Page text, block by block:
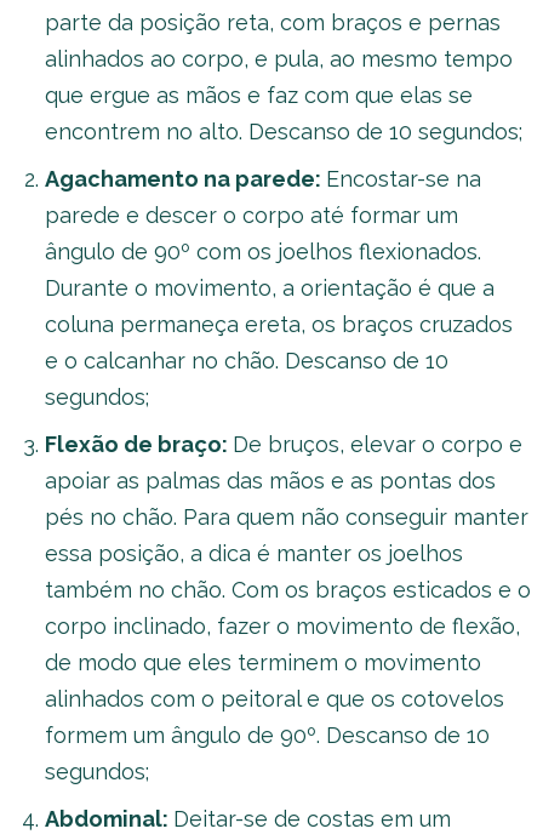
parte da posição reta, com braços e pernas
alinhados ao corpo, e pula, ao mesmo tempo
que ergue as mãos e faz com que elas se
encontrem no alto. Descanso de 10 segundos;
Agachamento na parede: Encostar-se na
parede e descer o corpo até formar um
ângulo de 90º com os joelhos flexionados.
Durante o movimento, a orientação é que a
coluna permaneça ereta, os braços cruzados
e o calcanhar no chão. Descanso de 10
segundos;
Flexão de braço: De bruços, elevar o corpo e
apoiar as palmas das mãos e as pontas dos
pés no chão. Para quem não conseguir manter
essa posição, a dica é manter os joelhos
também no chão. Com os braços esticados e o
corpo inclinado, fazer o movimento de flexão,
de modo que eles terminem o movimento
alinhados com o peitoral e que os cotovelos
formem um ângulo de 90º. Descanso de 10
segundos;
Abdominal: Deitar-se de costas em um